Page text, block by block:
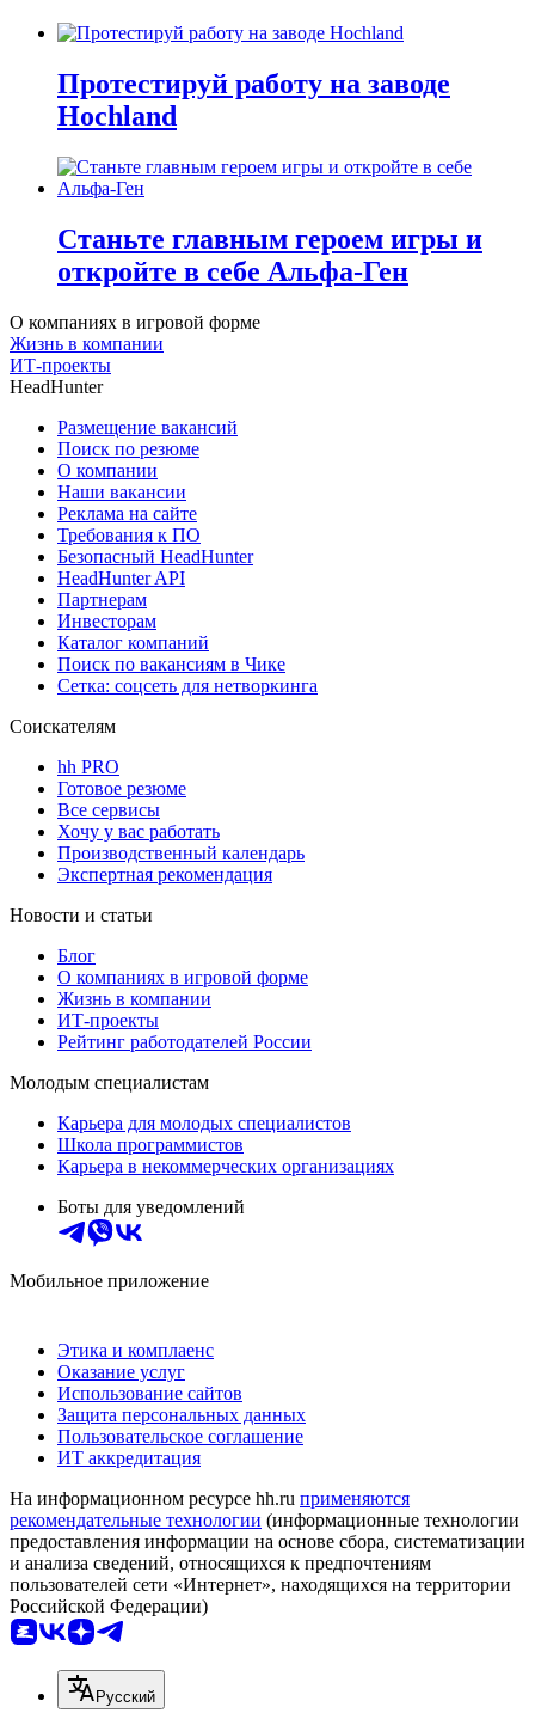
Протестируй работу на заводе
Hochland
Станьте главным героем игры и
откройте в себе Альфа-Ген
О компаниях в игровой форме
Жизнь в компании
ИТ-проекты
HeadHunter
Размещение вакансий
Поиск по резюме
О компании
Наши вакансии
Реклама на сайте
Требования к ПО
Безопасный HeadHunter
HeadHunter API
Партнерам
Инвесторам
Каталог компаний
Поиск по вакансиям в Чике
Сетка: соцсеть для нетворкинга
Соискателям
hh PRO
Готовое резюме
Все сервисы
Хочу у вас работать
Производственный календарь
Экспертная рекомендация
Новости и статьи
Блог
О компаниях в игровой форме
Жизнь в компании
ИТ-проекты
Рейтинг работодателей России
Молодым специалистам
Карьера для молодых специалистов
Школа программистов
Карьера в некоммерческих организациях
Боты для уведомлений
Мобильное приложение
Этика и комплаенс
Оказание услуг
Использование сайтов
Защита персональных данных
Пользовательское соглашение
ИТ аккредитация
На информационном ресурсе hh.ru применяются
рекомендательные технологии (информационные технологии
предоставления информации на основе сбора, систематизации
и анализа сведений, относящихся к предпочтениям
пользователей сети «Интернет», находящихся на территории
Российской Федерации)
Русский